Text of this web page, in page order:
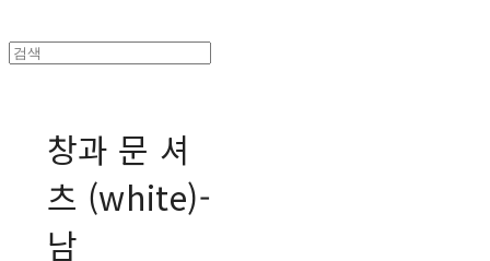
창과 문 셔
츠 (white)-
남